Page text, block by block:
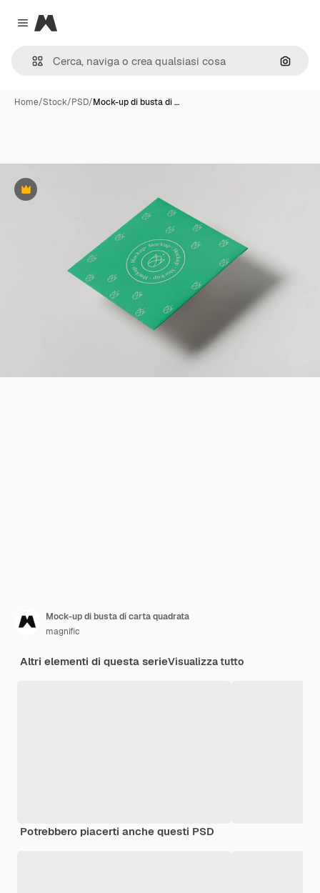
Close menu
Magnific
Cerca
Home/Stock/PSD/Mock-up di busta di …
Premium
Mock-up di busta di carta quadrata
magnific
Altri elementi di questa serieVisualizza tutto
Potrebbero piacerti anche questi PSD